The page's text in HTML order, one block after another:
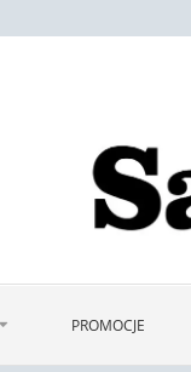
PROMOCJE